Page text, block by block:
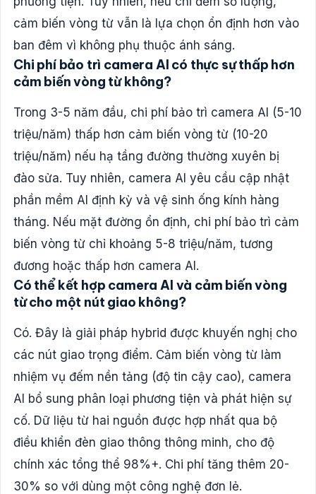
cảm biến vòng từ vẫn là lựa chọn ổn định hơn vào
ban đêm vì không phụ thuộc ánh sáng.
Chi phí bảo trì camera AI có thực sự thấp hơn
cảm biến vòng từ không?
Trong 3-5 năm đầu, chi phí bảo trì camera AI (5-10
triệu/năm) thấp hơn cảm biến vòng từ (10-20
triệu/năm) nếu hạ tầng đường thường xuyên bị
đào sửa. Tuy nhiên, camera AI yêu cầu cập nhật
phần mềm AI định kỳ và vệ sinh ống kính hàng
tháng. Nếu mặt đường ổn định, chi phí bảo trì cảm
biến vòng từ chỉ khoảng 5-8 triệu/năm, tương
đương hoặc thấp hơn camera AI.
Có thể kết hợp camera AI và cảm biến vòng
từ cho một nút giao không?
Có. Đây là giải pháp hybrid được khuyến nghị cho
các nút giao trọng điểm. Cảm biến vòng từ làm
nhiệm vụ đếm nền tảng (độ tin cậy cao), camera
AI bổ sung phân loại phương tiện và phát hiện sự
cố. Dữ liệu từ hai nguồn được hợp nhất qua bộ
điều khiển đèn giao thông thông minh, cho độ
chính xác tổng thể 98%+. Chi phí tăng thêm 20-
30% so với dùng một công nghệ đơn lẻ.